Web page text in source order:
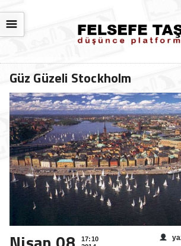
☰
Güz Güzeli Stockholm
17:10